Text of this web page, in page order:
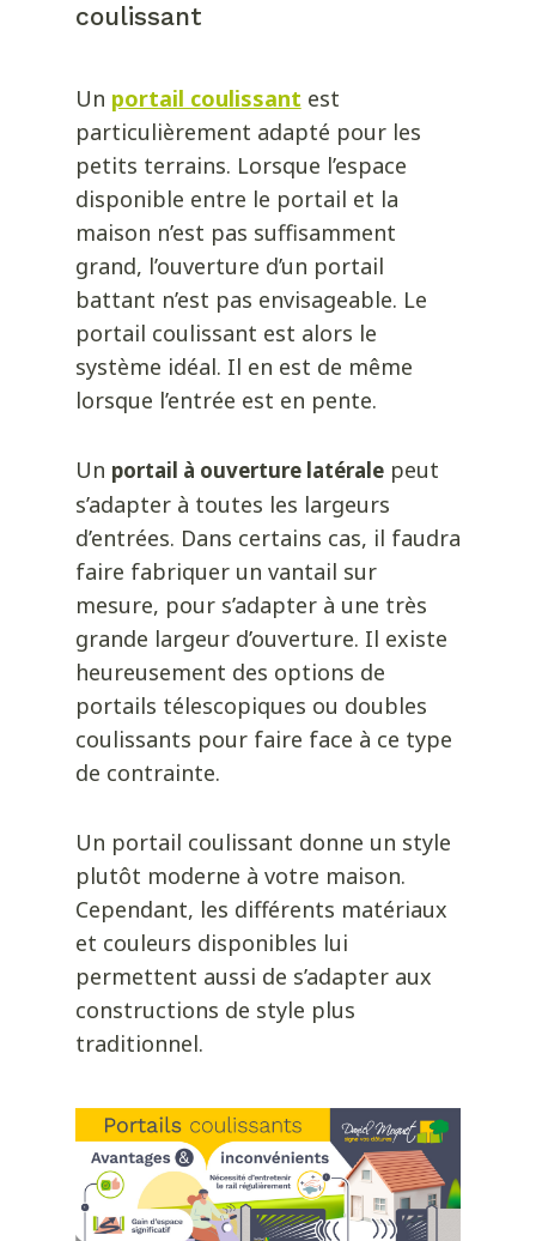
coulissant
Un portail coulissant est
particulièrement adapté pour les
petits terrains. Lorsque l’espace
disponible entre le portail et la
maison n’est pas suffisamment
grand, l’ouverture d’un portail
battant n’est pas envisageable. Le
portail coulissant est alors le
système idéal. Il en est de même
lorsque l’entrée est en pente.
Un portail à ouverture latéralepeut
s’adapter à toutes les largeurs
d’entrées. Dans certains cas, il faudra
faire fabriquer un vantail sur
mesure, pour s’adapter à une très
grande largeur d’ouverture. Il existe
heureusement des options de
portails télescopiques ou doubles
coulissants pour faire face à ce type
de contrainte.
Un portail coulissant donne un style
plutôt moderne à votre maison.
Cependant, les différents matériaux
et couleurs disponibles lui
permettent aussi de s’adapter aux
constructions de style plus
traditionnel.